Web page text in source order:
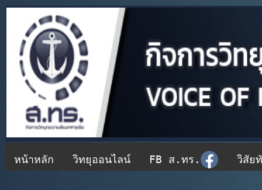
หน้าหลัก วิทยุออนไลน์ FB ส.ทร. วิสัย